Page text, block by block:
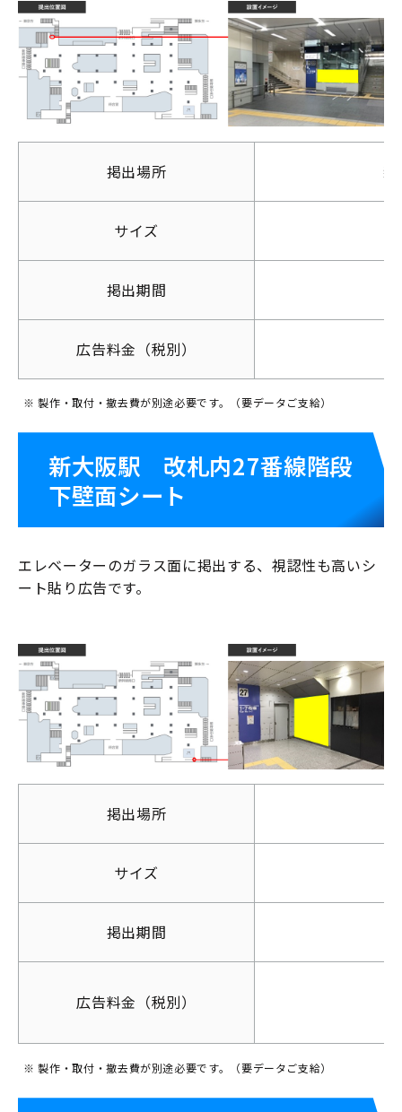
広告
告
新幹線
デジタルサイ
交通広告
屋外広告
お問い合わせ
掲出場所
サイズ
掲出期間
広告料金（税別）
※ 製作・取付・撤去費が別途必要です。（要データご支給）
新大阪駅 改札内27番線階段
下壁面シート
エレベーターのガラス面に掲出する、視認性も高いシ
ート貼り広告です。
掲出場所
サイズ
掲出期間
広告料金（税別）
※ 製作・取付・撤去費が別途必要です。（要データご支給）